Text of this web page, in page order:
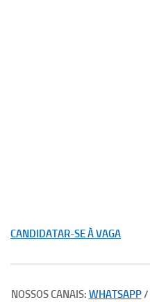
CANDIDATAR-SE À VAGA
NOSSOS CANAIS: WHATSAPP/